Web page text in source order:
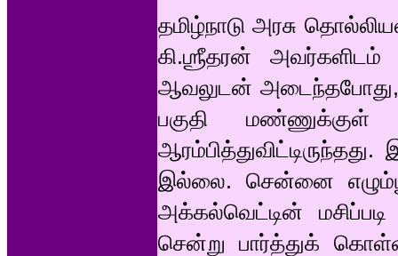
தமிழ்நாடு அரசு
கி.ஶ்ரீதரன் அவர்களிடம்
ஆவலுடன் அடைந்தபோது,
பகுதி மண்ணுக்குள்
இல்லை. சென்னை
அக்கல்வெட்டின்
சென்று பார்த்துக்